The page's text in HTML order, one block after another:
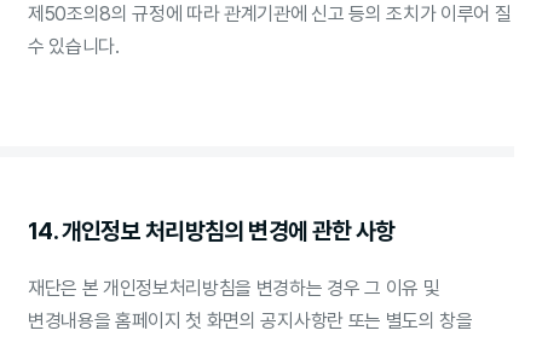
제50조의8의 규정에 따라 관계기관에 신고 등의 조치가 이루어 질
수 있습니다.
14. 개인정보 처리방침의 변경에 관한 사항
재단은 본 개인정보처리방침을 변경하는 경우 그 이유 및
변경내용을 홈페이지 첫 화면의 공지사항란 또는 별도의 창을